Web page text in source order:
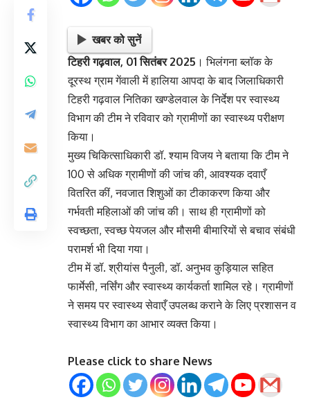
खबर को सुनें
टिहरी गढ़वाल, 01 सितंबर 2025 । भिलंगना ब्लॉक के
दूरस्थ ग्राम गेंवाली में हालिया आपदा के बाद जिलाधिकारी
टिहरी गढ़वाल नितिका खण्डेलवाल के निर्देश पर स्वास्थ्य
विभाग की टीम ने रविवार को ग्रामीणों का स्वास्थ्य परीक्षण
किया।
मुख्य चिकित्साधिकारी डॉ. श्याम विजय ने बताया कि टीम ने
100 से अधिक ग्रामीणों की जांच की, आवश्यक दवाएँ
वितरित कीं, नवजात शिशुओं का टीकाकरण किया और
गर्भवती महिलाओं की जांच की। साथ ही ग्रामीणों को
स्वच्छता, स्वच्छ पेयजल और मौसमी बीमारियों से बचाव संबंधी
परामर्श भी दिया गया।
टीम में डॉ. श्रीयांस पैनुली, डॉ. अनुभव कुड़ियाल सहित
फार्मेसी, नर्सिंग और स्वास्थ्य कार्यकर्ता शामिल रहे। ग्रामीणों
ने समय पर स्वास्थ्य सेवाएँ उपलब्ध कराने के लिए प्रशासन व
स्वास्थ्य विभाग का आभार व्यक्त किया।
Please click to share News